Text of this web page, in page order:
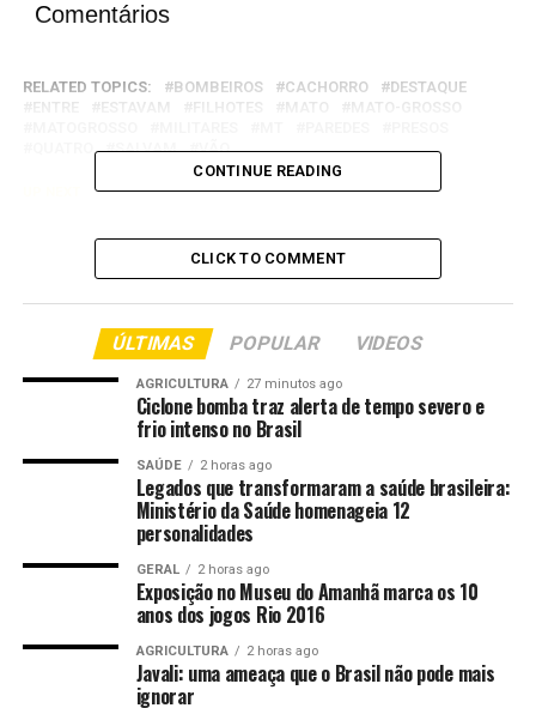
Comentários
RELATED TOPICS: BOMBEIROS CACHORRO
DESTAQUE
ENTRE
ESTAVAM FILHOTES MATO
MATO-GROSSO
SALVAM VÃO
ferida após acidente de trânsito
DON'T MISS
Seduc lança Especialista Padis e amplia acesso a
informações do projeto em parceria com o Banco
CONTINUE READING
CLICK TO COMMENT
ÚLTIMAS POPULAR VIDEOS
AGRICULTURA 27 minutos ago
Ciclone bomba traz alerta de tempo severo e
frio intenso no Brasil
SAÚDE 2 horas ago
Legados que transformaram a saúde brasileira:
Ministério da Saúde homenageia 12
personalidades
GERAL 2 horas ago
Exposição no Museu do Amanhã marca os 10
anos dos jogos Rio 2016
AGRICULTURA 2 horas ago
Javali: uma ameaça que o Brasil não pode mais
ignorar